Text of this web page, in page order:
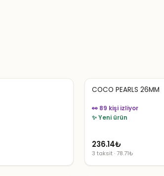
COCO PEARLS 26MM
👀 89 kişi izliyor
✨ Yeni ürün
236.14₺
3 taksit · 78.71₺